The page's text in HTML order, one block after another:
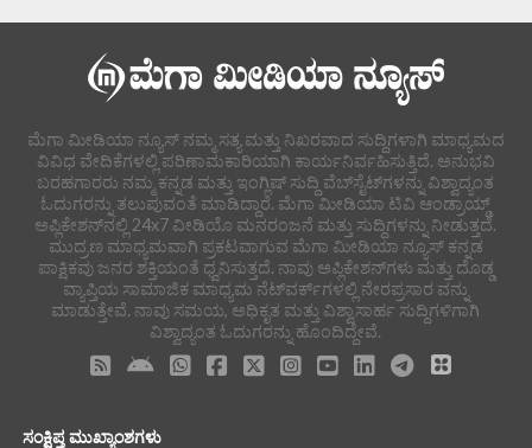
ಮೆಗಾ ಮೀಡಿಯಾ ನ್ಯೂಸ್ ನಮ್ಮ ಸತ್ಯ ಮತ್ತು ನಿಖರವಾದ ಸುದ್ದಿಗಳಾಗಿ ಮಾಧ್ಯಮದ
ವಿವಿಧ ವೇದಿಕೆಗಳಲ್ಲಿ ಪರಿಣಾಮಕಾರಿಯಾಗಿ ಕಾರ್ಯನಿರ್ವಹಿಸುತ್ತಿದೆ. ಅನುಭವಿ
ಬರಹಗಾರರು ನಮ್ಮ ಕನ್ನಡ ಮತ್ತು ಇಂಗ್ಲಿಷ್ ಸುದ್ದಿ ವೆಬ್‌ಸೈಟ್‌ಗಳನ್ನು ವಿಶ್ವಾದ್ಯಂತ
ಓದುಗರನ್ನು ತಲುಪುವಂತೆ ಮಾಡಿದ್ದಾರೆ. ಮೆಗಾ ಮೀಡಿಯಾ ಟಿವಿ ಆಂಡ್ರಾಯ್ಡ್
ಅಪ್ಲಿಕೇಶನ್‌ನಲ್ಲಿ 24x7 ವೀಡಿಯೊ ಮನರಂಜನೆ ಮತ್ತು ಸುದ್ದಿಗಳನ್ನು ನೀಡುತ್ತದೆ.
ಮುದ್ರಣ ಮಾಧ್ಯಮವಾಗಿ ಪ್ರಕಟವಾಗುವ ಮೆಗಾ ಮೀಡಿಯಾ ನ್ಯೂಸ್ ಕನ್ನಡ
ಪಾಕ್ಷಿಕವು ಜನರ ಶಕ್ತಿಯಂತೆ ಧ್ವನಿಸುತ್ತದೆ. ನಾವು ಅಪ್ಲಿಕೇಶನ್‌ಗಳು ಮತ್ತು ದೊಡ್ಡ
ವ್ಯಾಪ್ತಿಯ ಸಾಮಾಜಿಕ ಮಾಧ್ಯಮ ನೆಟ್‌ವರ್ಕ್‌ಗಳಲ್ಲಿ ನೇರಪ್ರಸಾರ ವನ್ನು
ಮಾಡುತ್ತೇವೆ. ನಾವು ಸಮಯ, ಅಧಿಕೃತ ಮತ್ತು ವಿಶ್ವಾಸಾರ್ಹ ಸುದ್ದಿಗಳಿಗಾಗಿ
ವಿಶ್ವಾದ್ಯಂತ ಓದುಗರನ್ನು ಹೊಂದಿದ್ದೇವೆ.
ಸಂಕ್ಷಿಪ್ತ ಮುಖ್ಯಾಂಶಗಳು